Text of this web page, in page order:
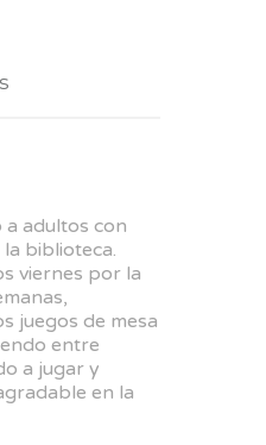
adultos con
biblioteca.
viernes por la
juegos de mesa
entre
a jugar y
en la